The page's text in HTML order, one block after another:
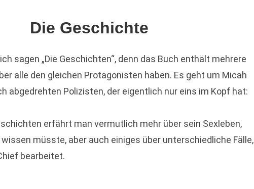
Die Geschichte
sagen „Die Geschichten“, denn das Buch enthält mehrere
alle den gleichen Protagonisten haben. Es geht um Micah
abgedrehten Polizisten, der eigentlich nur eins im Kopf hat:
erfährt man vermutlich mehr über sein Sexleben,
müsste, aber auch einiges über unterschiedliche Fälle,
bearbeitet.